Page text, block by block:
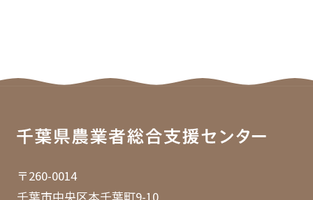
〒260-0014
千葉市中央区本千葉町9-10